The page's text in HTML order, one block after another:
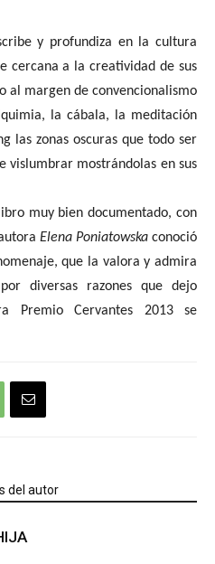
y profundiza en la cultura
cercana a la creatividad de sus
al margen de convencionalismo
la cábala, la meditación
las zonas oscuras que todo ser
vislumbrar mostrándolas en sus
muy bien documentado, con
Elena Poniatowska conoció
que la valora y admira
diversas razones que dejo
Premio Cervantes 2013 se
del autor